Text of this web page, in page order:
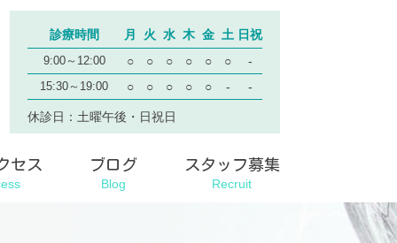
診療時間 月 火 水 木 金 土 日祝
9:00～12:00 ○ ○ ○ ○ ○ ○ -
15:30～19:00 ○ ○ ○ ○ ○ - -
休診日：土曜午後・日祝日
セス ブログ スタッフ募集